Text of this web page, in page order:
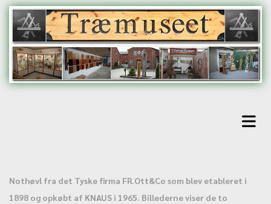
Nothøvl fra det Tyske firma FR.Ott&Co som blev etableret i
1898 og opkøbt af KNAUS i 1965. Billederne viser de to